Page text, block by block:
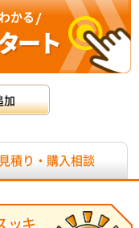
かる
ート
加
積り・購入相談
ッキ